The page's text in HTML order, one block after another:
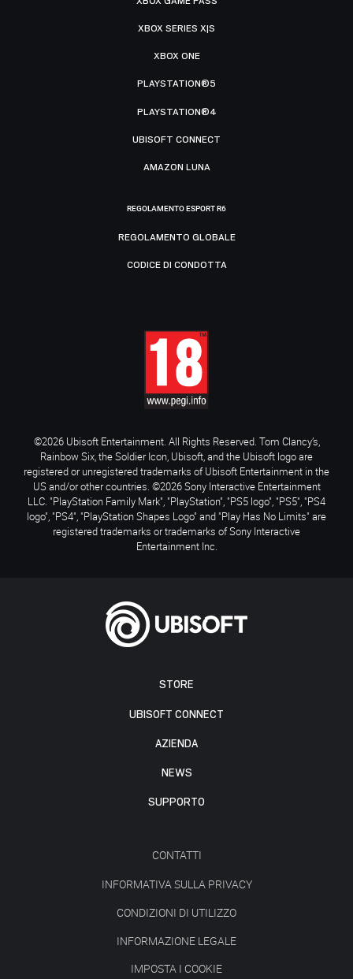
STORE
UBISOFT CONNECT
AZIENDA
NEWS
SUPPORTO
CONTATTI
INFORMATIVA SULLA PRIVACY
CONDIZIONI DI UTILIZZO
INFORMAZIONE LEGALE
IMPOSTA I COOKIE
XBOX SERIES X|S
XBOX ONE
PLAYSTATION®5
PLAYSTATION®4
UBISOFT CONNECT
AMAZON LUNA
REGOLAMENTO ESPORT R6
REGOLAMENTO GLOBALE
CODICE DI CONDOTTA
©2026 Ubisoft Entertainment. All Rights Reserved. Tom Clancy’s,
Rainbow Six, the Soldier Icon, Ubisoft, and the Ubisoft logo are
registered or unregistered trademarks of Ubisoft Entertainment in the
US and/or other countries. ©2026 Sony Interactive Entertainment
LLC. "PlayStation Family Mark", "PlayStation", "PS5 logo", "PS5", "PS4
logo", "PS4", "PlayStation Shapes Logo" and "Play Has No Limits" are
registered trademarks or trademarks of Sony Interactive
Entertainment Inc.